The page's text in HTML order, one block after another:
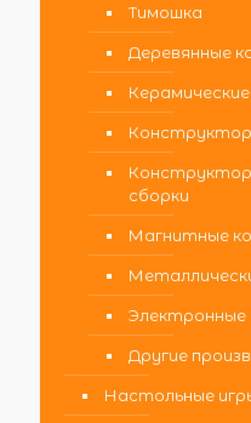
Тимошка
Деревянные
сборки
Магнитные
Другие
Настольные